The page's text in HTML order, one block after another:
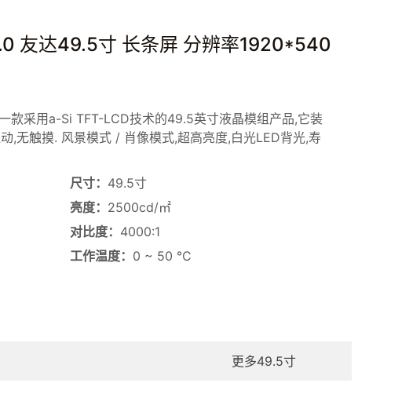
友达49.5寸 长条屏 分辨率1920*540
款采用a-Si TFT-LCD技术的49.5英寸液晶模组产品,它装
,无触摸. 风景模式 / 肖像模式,超高亮度,白光LED背光,寿
尺寸： 49.5寸
亮度： 2500cd/㎡
对比度： 4000:1
工作温度： 0 ~ 50 °C
更多49.5寸